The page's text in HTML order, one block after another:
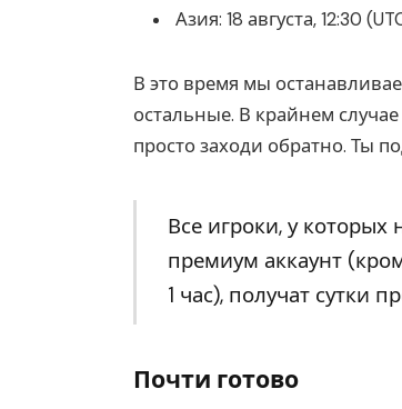
Азия: 18 августа, 12:30
В это время мы
остальные. В крайнем
просто заходи обратно. Ты
Все игроки, у которых
премиум аккаунт
1 час), получат сутки
Почти готово